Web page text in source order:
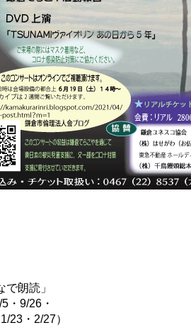
で朗読」
・9/26・
23・2/27）